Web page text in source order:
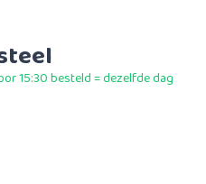
15:30 besteld = dezelfde dag